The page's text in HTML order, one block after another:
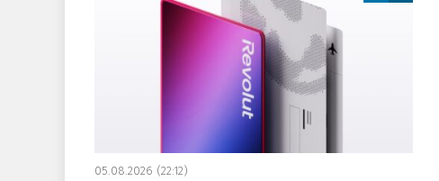
05.08.2026 (22:12)